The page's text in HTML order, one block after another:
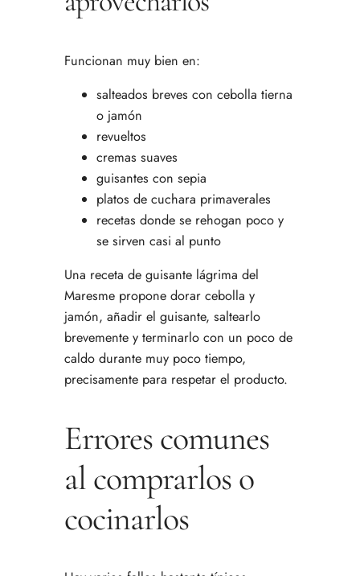
Funcionan muy bien en:
salteados breves con cebolla tierna
o jamón
revueltos
cremas suaves
guisantes con sepia
platos de cuchara primaverales
recetas donde se rehogan poco y
se sirven casi al punto
Una receta de guisante lágrima del
Maresme propone dorar cebolla y
jamón, añadir el guisante, saltearlo
brevemente y terminarlo con un poco de
caldo durante muy poco tiempo,
precisamente para respetar el producto.
Errores comunes
al comprarlos o
cocinarlos